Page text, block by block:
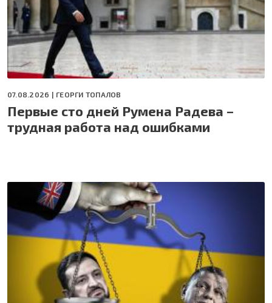
07.08.2026 | ГЕОРГИ ТОПАЛОВ
Первые сто дней Румена Радева –
трудная работа над ошибками